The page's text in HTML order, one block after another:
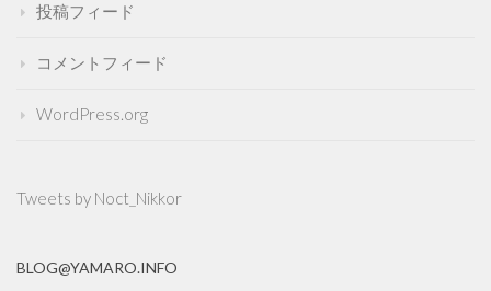
投稿フィード
コメントフィード
WordPress.org
Tweets by Noct_Nikkor
BLOG@YAMARO.INFO